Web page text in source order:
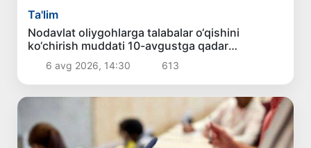
Ta'lim
Nodavlat oliygohlarga talabalar o‘qishini
ko‘chirish muddati 10-avgustga qadar
uzaytirildi
6 avg 2026, 14:30 613